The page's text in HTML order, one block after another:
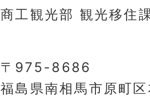
商工観光部 観光移住
〒975-8686
福島県南相馬市原町